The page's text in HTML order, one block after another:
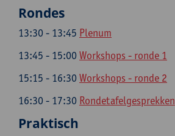
Rondes
13:30 - 13:45 Plenum
13:45 - 15:00Workshops - ronde 1
15:15 - 16:30Workshops - ronde 2
16:30 - 17:30 Rondetafelgesprekken
Praktisch